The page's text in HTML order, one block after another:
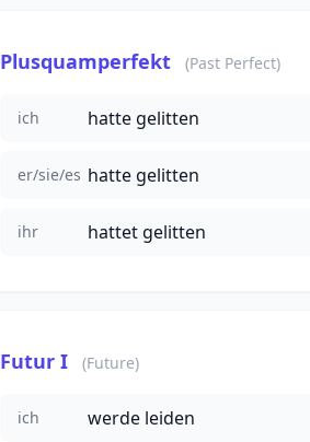
Plusquamperfekt (Past Perfect)
ich hatte gelitten
er/sie/es hatte gelitten
ihr hattet gelitten
Futur I (Future)
ich werde leiden